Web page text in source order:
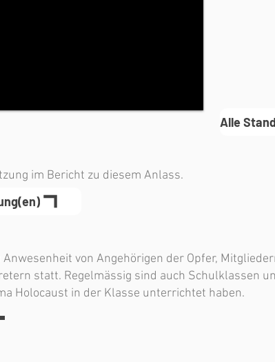
Alle
im Bericht zu diesem Anlass.
von Angehörigen der Opfer,
statt. Regelmässig sind auch Schulklassen
Holocaust in der Klasse unterrichtet haben.